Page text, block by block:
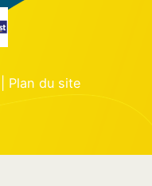
Plan du site